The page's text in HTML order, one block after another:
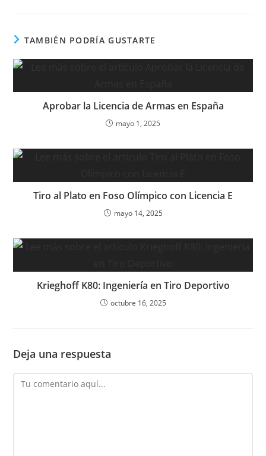
TAMBIÉN PODRÍA GUSTARTE
Aprobar la Licencia de Armas en España
mayo 1, 2025
Tiro al Plato en Foso Olímpico con Licencia E
mayo 14, 2025
Krieghoff K80: Ingeniería en Tiro Deportivo
octubre 16, 2025
Deja una respuesta
Comentario